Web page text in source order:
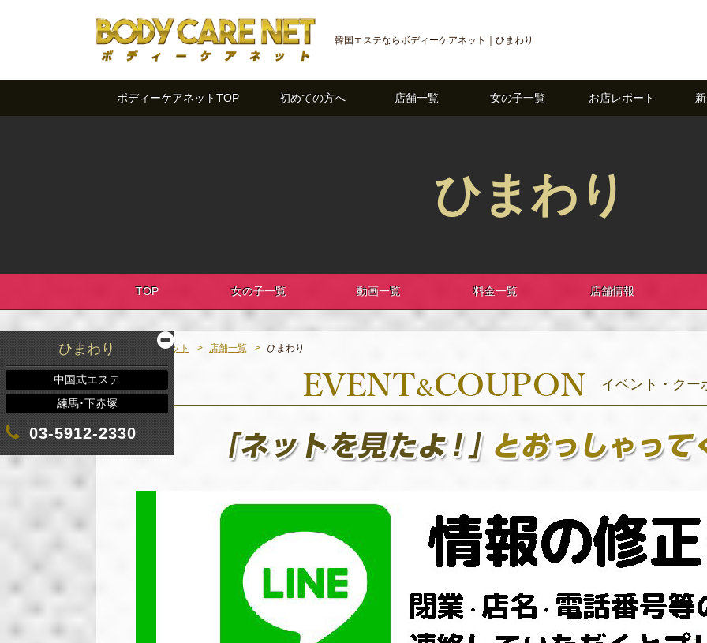
韓国エステならボディーケアネット｜ひまわり
ボディーケアネットTOP 初めての方へ 店舗一覧 女の子一覧 お店レポート
ひまわり
TOP 女の子一覧 動画一覧 料金一覧 店舗情報
ひまわり
中国式エステ
練馬･下赤塚
03-5912-2330
ボディーケアネット 店舗一覧 ひまわり
イベント・クー